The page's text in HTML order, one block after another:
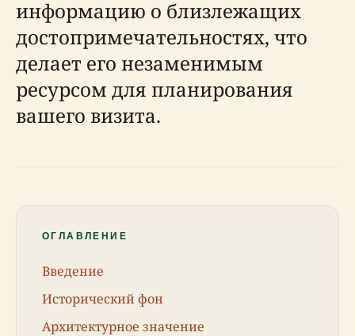
информацию о близлежащих
достопримечательностях, что
делает его незаменимым
ресурсом для планирования
вашего визита.
ОГЛАВЛЕНИЕ
Введение
Исторический фон
Архитектурное значение